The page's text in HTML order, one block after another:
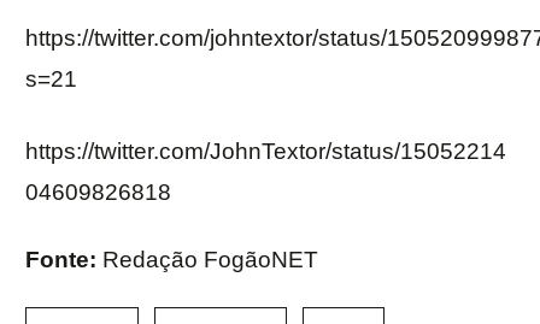
https://twitter.com/johntextor/status/
s=21
https://twitter.com/JohnTextor/status/15052214
04609826818
Fonte: Redação FogãoNET